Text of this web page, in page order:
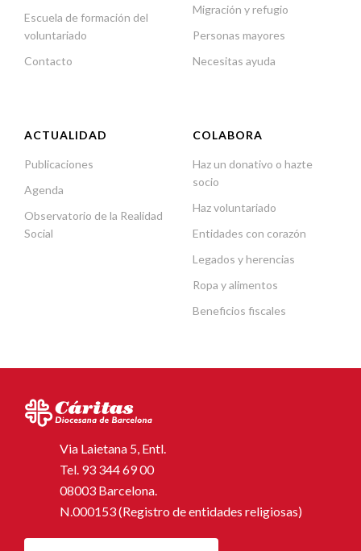
Escuela de formación del
voluntariado
Contacto
Migración y refugio
Personas mayores
Necesitas ayuda
ACTUALIDAD
Publicaciones
Agenda
Observatorio de la Realidad
Social
COLABORA
Haz un donativo o hazte
socio
Haz voluntariado
Entidades con corazón
Legados y herencias
Ropa y alimentos
Beneficios fiscales
Via Laietana 5, Entl.
Tel. 93 344 69 00
08003 Barcelona.
N.000153 (Registro de entidades religiosas)